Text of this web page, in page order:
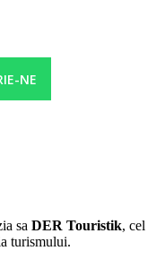
Taxa nu este inclusa in
la receptia hotelului.
– Octombrie): 5.00
NE
sa DER Touristik, cel
turismului.